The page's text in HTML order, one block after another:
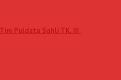
Puldata Sahli TK. III